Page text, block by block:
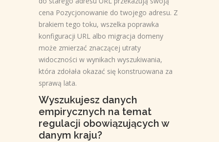
cena Pozycjonowanie do twojego adresu. Z
brakiem tego toku, wszelka poprawka
konfiguracji URL albo migracja domeny
może zmierzać znaczącej utraty
widoczności w wynikach wyszukiwania,
która zdołała okazać się konstruowana za
sprawą lata.
Wyszukujesz danych
empirycznych na temat
regulacji obowiązujących w
danym kraju?